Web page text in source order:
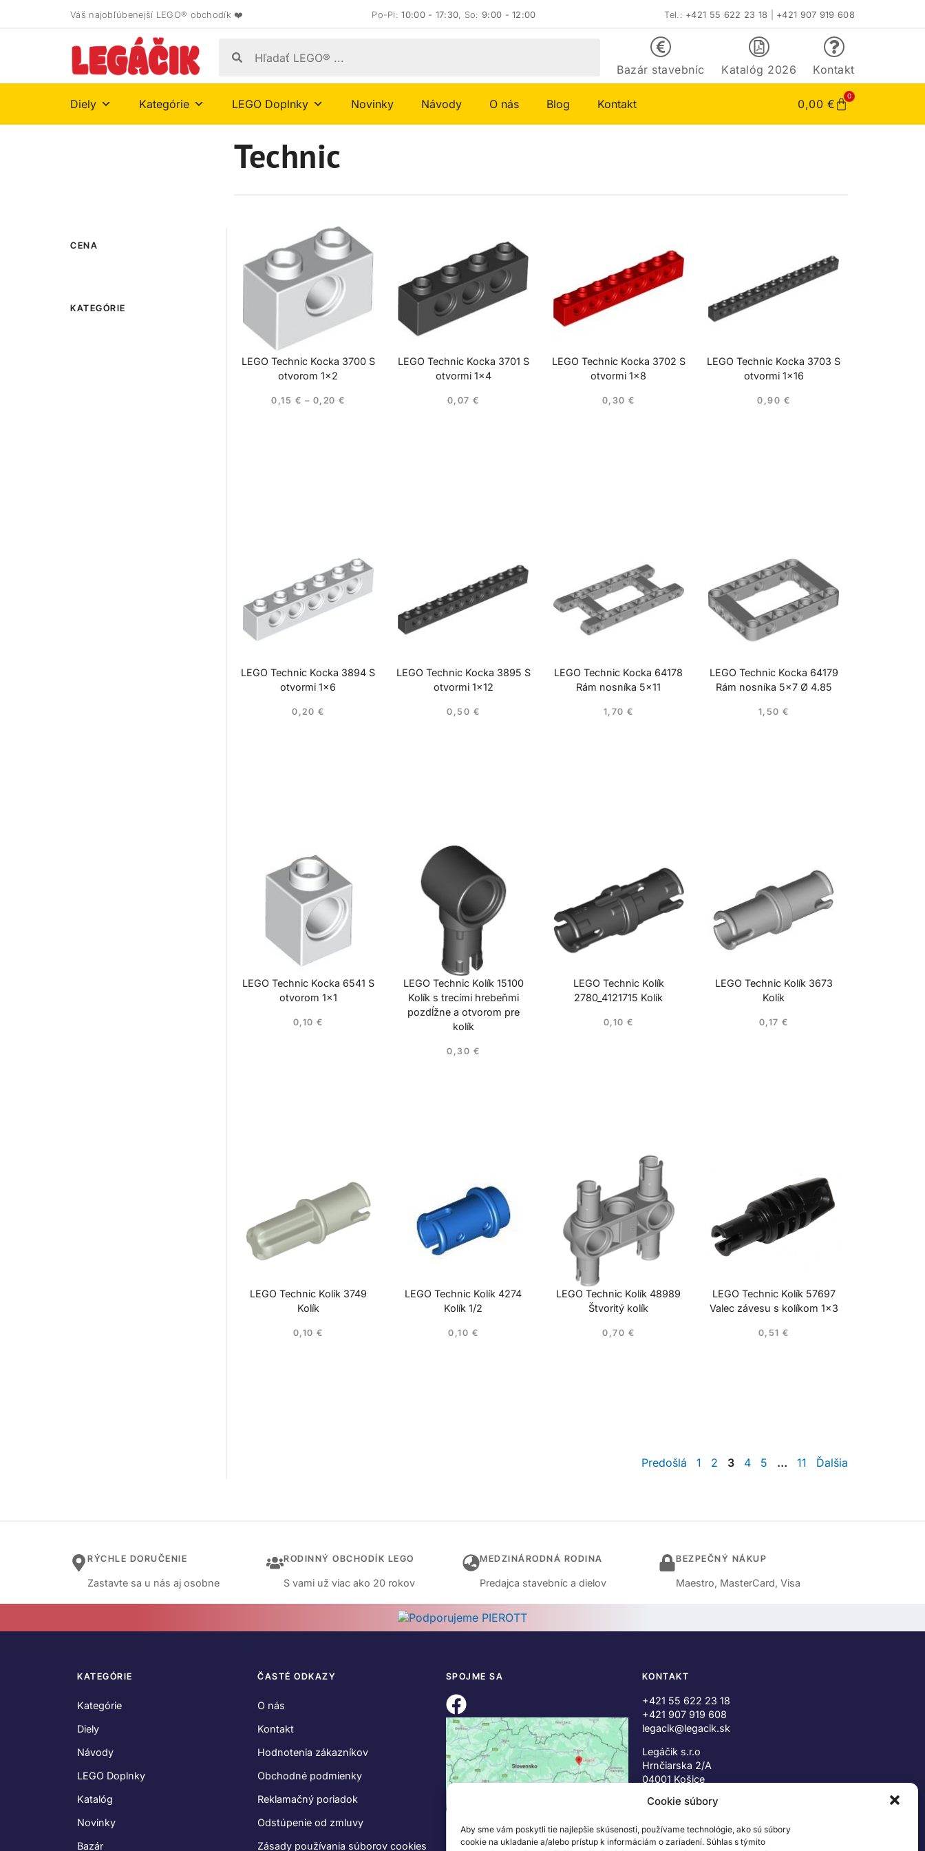
Cookie súbory
Aby sme vám poskytli tie najlepšie skúsenosti, používame technológie, ako sú súbory
cookie na ukladanie a/alebo prístup k informáciám o zariadení. Súhlas s týmito
Váš najobľúbenejší LEGO® obchodík ❤️ Po-Pi:10:00 - 17:30, So:9:00 - 12:00 Tel.: +421 55 622 23 18 +421 907 919 608
Bazár stavebníc Katalóg 2026 Kontakt
Diely Kategórie LEGO Doplnky Novinky Návody O nás Blog Kontakt 0,00 €
0
CENA
KATEGÓRIE
Technic
LEGO Technic Kocka 3700 S
otvorom 1×2
0,15 € – 0,20 €
LEGO Technic Kocka 3701 S
otvormi 1×4
0,07€
LEGO Technic Kocka 3702 S
otvormi 1×8
0,30€
LEGO Technic Kocka 3703 S
otvormi 1×16
0,90 €
LEGO Technic Kocka 3894 S
otvormi 1×6
0,20 €
LEGO Technic Kocka 3895 S
otvormi 1×12
0,50 €
LEGO Technic Kocka 64178
Rám nosníka 5×11
1,70€
LEGO Technic Kocka 64179
Rám nosníka 5×7 Ø 4.85
1,50€
LEGO Technic Kocka 6541 S
otvorom 1×1
0,10€
LEGO Technic Kolík 15100
Kolík s trecími hrebeňmi
pozdĺžne a otvorom pre
kolík
0,30 €
LEGO Technic Kolík
2780_4121715 Kolík
0,10€
LEGO Technic Kolík 3673
Kolík
0,17€
LEGO Technic Kolík 3749
Kolík
0,10€
LEGO Technic Kolík 4274
Kolík 1/2
0,10 €
LEGO Technic Kolík 48989
Štvoritý kolík
0,70 €
LEGO Technic Kolík 57697
Valec závesu s kolíkom 1×3
0,51€
Predošlá 1 2 3 4 5 … 11 Ďalšia
RÝCHLE DORUČENIE
Zastavte sa u nás aj osobne
RODINNÝ OBCHODÍK LEGO
S vami už viac ako 20 rokov
MEDZINÁRODNÁ RODINA
Predajca stavebníc a dielov
BEZPEČNÝ NÁKUP
Maestro, MasterCard, Visa
KATEGÓRIE
Kategórie
Diely
Návody
LEGO Doplnky
Katalóg
Novinky
Bazár
ČASTÉ ODKAZY
O nás
Kontakt
Hodnotenia zákazníkov
Obchodné podmienky
Reklamačný poriadok
Odstúpenie od zmluvy
Zásady používania súborov cookies
SPOJME SA KONTAKT
+421 55 622 23 18
+421 907 919 608
legacik@legacik.sk
Legáčik s.r.o
Hrnčiarska 2/A
04001 Košice
IČ DPH: SK2023978330